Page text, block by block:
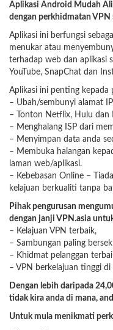
Aplikasi Android Mudah
dengan perkhidmatan VPN
Aplikasi ini berfungsi
menukar atau
terhadap web dan aplikasi
YouTube, SnapChat dan
Aplikasi ini penting kepada
– Ubah/sembunyi alamat
– Tonton Netflix, Hulu dan
– Menghalang ISP dari
– Menyimpan data anda
– Membuka halangan
laman web/aplikasi.
– Kebebasan Online – Tiada
kelajuan berkualiti tanpa
Pihak pengurusan
dengan janji VPN.asia
– Kelajuan VPN terbaik,
– Sambungan paling
– Khidmat pelanggan
– VPN berkelajuan tinggi di
Dengan lebih daripada
tidak kira anda di mana,
Untuk mula menikmati